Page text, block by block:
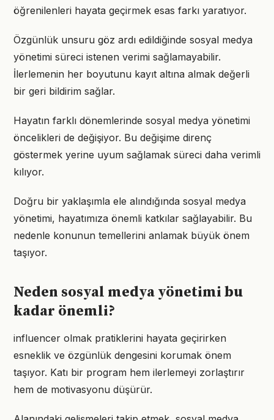
öğrenilenleri hayata geçirmek esas farkı yaratıyor.
Özgünlük unsuru göz ardı edildiğinde sosyal medya
yönetimi süreci istenen verimi sağlamayabilir.
İlerlemenin her boyutunu kayıt altına almak değerli
bir geri bildirim sağlar.
Hayatın farklı dönemlerinde sosyal medya yönetimi
öncelikleri de değişiyor. Bu değişime direnç
göstermek yerine uyum sağlamak süreci daha verimli
kılıyor.
Doğru bir yaklaşımla ele alındığında sosyal medya
yönetimi, hayatımıza önemli katkılar sağlayabilir. Bu
nedenle konunun temellerini anlamak büyük önem
taşıyor.
Neden sosyal medya yönetimi bu
kadar önemli?
influencer olmak pratiklerini hayata geçirirken
esneklik ve özgünlük dengesini korumak önem
taşıyor. Katı bir program hem ilerlemeyi zorlaştırır
hem de motivasyonu düşürür.